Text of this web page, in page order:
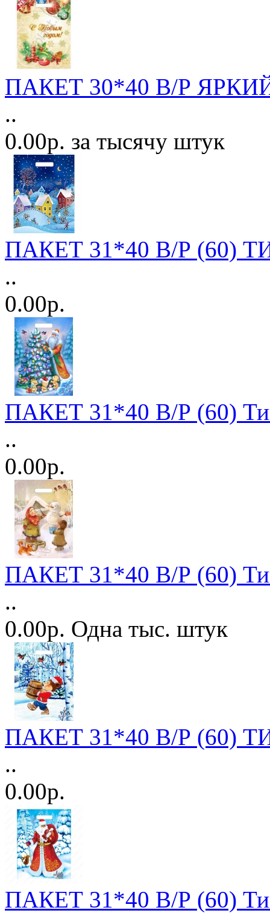
ПАКЕТ 30*40 В/Р
..
0.00р. за тысячу штук
ПАКЕТ 31*40 В/Р (60)
..
0.00р.
ПАКЕТ 31*40 В/Р (60)
..
0.00р.
ПАКЕТ 31*40 В/Р (60)
..
0.00р. Одна тыс. штук
ПАКЕТ 31*40 В/Р (60)
..
0.00р.
ПАКЕТ 31*40 В/Р (60)